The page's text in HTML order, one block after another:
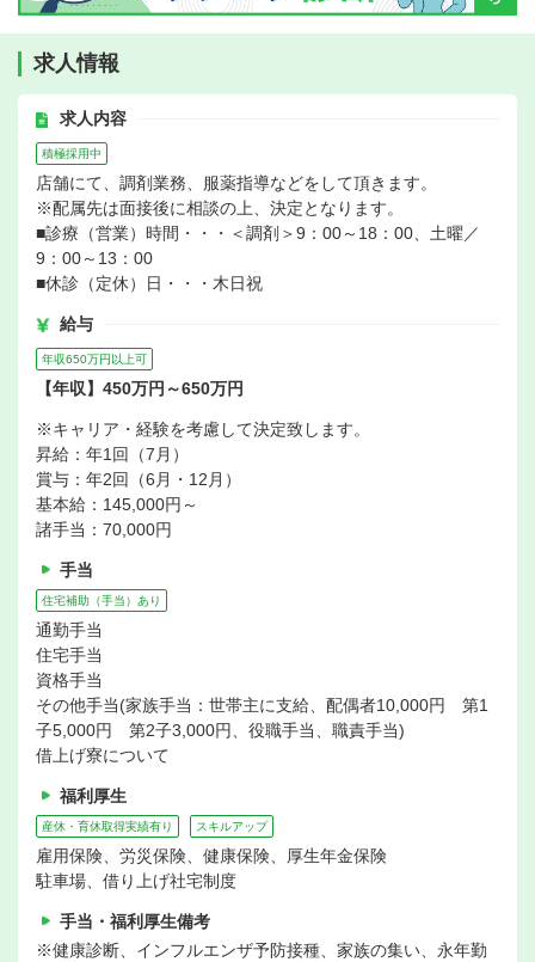
求人情報
求人内容
積極採用中
店舗にて、調剤業務、服薬指導などをして頂きます。
※配属先は面接後に相談の上、決定となります。
■診療（営業）時間・・・＜調剤＞9：00～18：00、土曜／
9：00～13：00
■休診（定休）日・・・木日祝
給与
年収650万円以上可
【年収】450万円～650万円
※キャリア・経験を考慮して決定致します。
昇給：年1回（7月）
賞与：年2回（6月・12月）
基本給：145,000円～
諸手当：70,000円
手当
住宅補助（手当）あり
通勤手当
住宅手当
資格手当
その他手当(家族手当：世帯主に支給、配偶者10,000円 第1
子5,000円 第2子3,000円、役職手当、職責手当)
借上げ寮について
福利厚生
産休・育休取得実績有り スキルアップ
雇用保険、労災保険、健康保険、厚生年金保険
駐車場、借り上げ社宅制度
手当・福利厚生備考
※健康診断、インフルエンザ予防接種、家族の集い、永年勤